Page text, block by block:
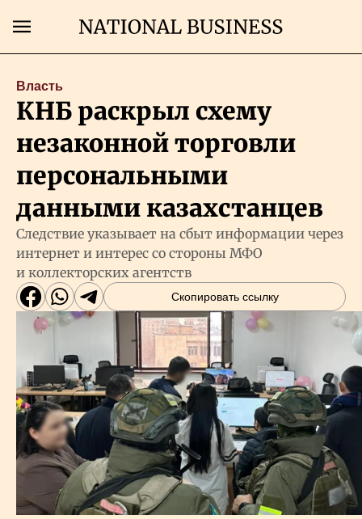
Главная
Бизнес
Рынки
Технологии
Власть
Геополитика
Исследования
Люди
Власть
КНБ раскрыл схему
незаконной торговли
персональными
данными казахстанцев
Следствие указывает на сбыт информации через
интернет и интерес со стороны МФО
и коллекторских агентств
Скопировать ссылку